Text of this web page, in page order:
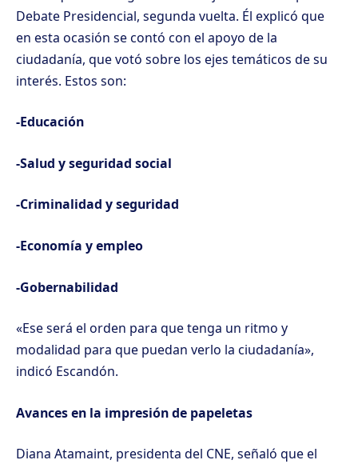
Debate Presidencial, segunda vuelta. Él explicó que
en esta ocasión se contó con el apoyo de la
ciudadanía, que votó sobre los ejes temáticos de su
interés. Estos son:
-Educación
-Salud y seguridad social
-Criminalidad y seguridad
-Economía y empleo
-Gobernabilidad
«Ese será el orden para que tenga un ritmo y
modalidad para que puedan verlo la ciudadanía»,
indicó Escandón.
Avances en la impresión de papeletas
Diana Atamaint, presidenta del CNE, señaló que el